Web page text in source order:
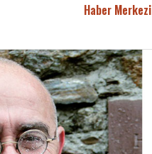
Haber Merkezi